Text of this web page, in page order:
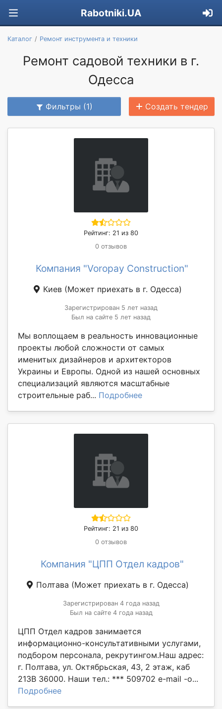
Rabotniki.UA
Каталог Ремонт инструмента и техники
Ремонт садовой техники в г.
Одесса
Фильтры (1) Создать тендер
Рейтинг: 21 из 80
0 отзывов
Компания "Voropay Construction"
Киев (Может приехать в г. Одесса)
Зарегистрирован 5 лет назад
Был на сайте 5 лет назад
Мы воплощаем в реальность инновационные
проекты любой сложности от самых
именитых дизайнеров и архитекторов
Украины и Европы. Одной из нашей основных
специализаций являются масштабные
строительные раб... Подробнее
Рейтинг: 21 из 80
0 отзывов
Компания "ЦПП Отдел кадров"
Полтава (Может приехать в г. Одесса)
Зарегистрирован 4 года назад
Был на сайте 4 года назад
ЦПП Отдел кадров занимается
информационно-консультативными услугами,
подбором персонала, рекрутингом.Наш адрес:
г. Полтава, ул. Октябрьская, 43, 2 этаж, каб
213В 36000. Наши тел.: *** 509702 e-mail -o...
Подробнее